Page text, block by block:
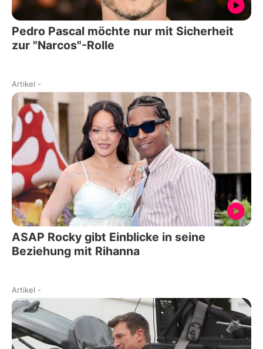
Pedro Pascal möchte nur mit Sicherheit
zur "Narcos"-Rolle
Artikel -
ASAP Rocky gibt Einblicke in seine
Beziehung mit Rihanna
Artikel -